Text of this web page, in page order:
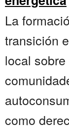
La
transición
local
como